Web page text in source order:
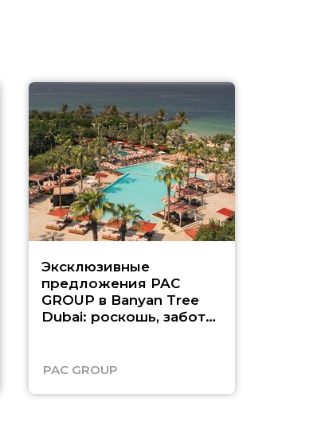
Эксклюзивные
предложения PAC
GROUP в Banyan Tree
Dubai: роскошь, забота
PAC GROUP